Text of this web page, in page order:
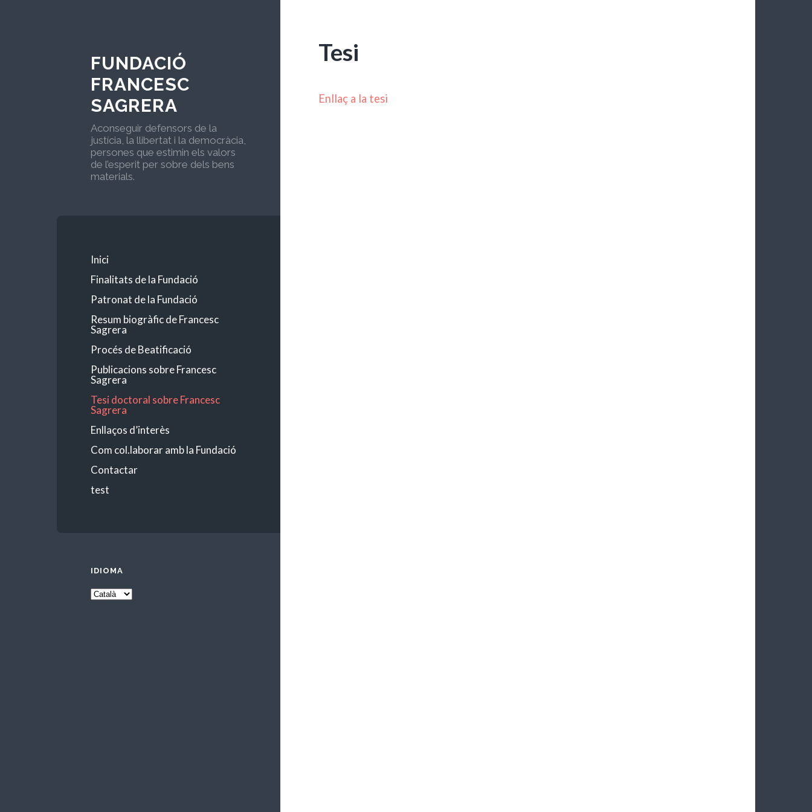
FUNDACIÓ
FRANCESC
SAGRERA
Aconseguir defensors de la
justícia, la llibertat i la democràcia,
persones que estimin els valors
de l’esperit per sobre dels bens
materials.
Inici
Finalitats de la Fundació
Patronat de la Fundació
Resum biogràfic de Francesc
Sagrera
Procés de Beatificació
Publicacions sobre Francesc
Sagrera
Tesi doctoral sobre Francesc
Sagrera
Enllaços d’interès
Com col.laborar amb la Fundació
Contactar
test
IDIOMA
Idioma
Tesi
Enllaç a la tesi